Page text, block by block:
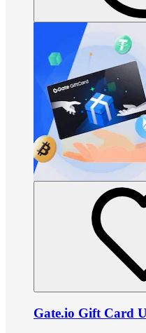
Gate.io Gift Card